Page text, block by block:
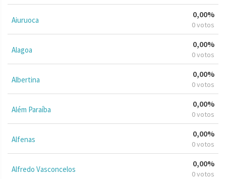
Aiuruoca
0,00%
0 votos
Alagoa
0,00%
0 votos
Albertina
0,00%
0 votos
Além Paraíba
0,00%
0 votos
Alfenas
0,00%
0 votos
Alfredo Vasconcelos
0,00%
0 votos